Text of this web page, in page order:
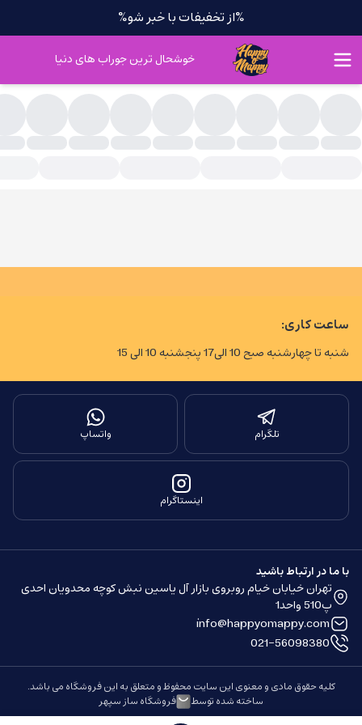
%از تخفیفات با خبر شو%
خوشحال ترین جوراب های دنیا
ساعت کاری:
شنبه تا چهارشنبه صبح 10 الی17 پنجشنبه 10 الی 15
تلگرام واتساپ
اینستاگرام
با ما در ارتباط باشید
تهران خیابان خیام روبروی بازار آل یاسین نبش کوچه محدویان احدی
پ510 واحد1
info@happyomappy.com
021-56098380
کلیه حقوق مادی و معنوی این سایت محفوظ و متعلق به این فروشگاه می باشد.
ساخته شده توسط
فروشگاه ساز سپهر